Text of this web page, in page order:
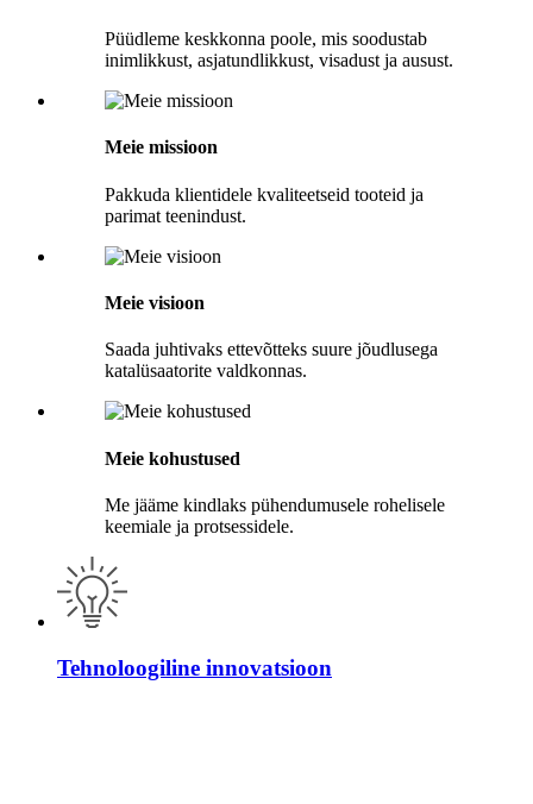
Püüdleme keskkonna poole, mis soodustab
inimlikkust, asjatundlikkust, visadust ja ausust.
Meie missioon
Pakkuda klientidele kvaliteetseid tooteid ja
parimat teenindust.
Meie visioon
Saada juhtivaks ettevõtteks suure jõudlusega
katalüsaatorite valdkonnas.
Meie kohustused
Me jääme kindlaks pühendumusele rohelisele
keemiale ja protsessidele.
Tehnoloogiline innovatsioon